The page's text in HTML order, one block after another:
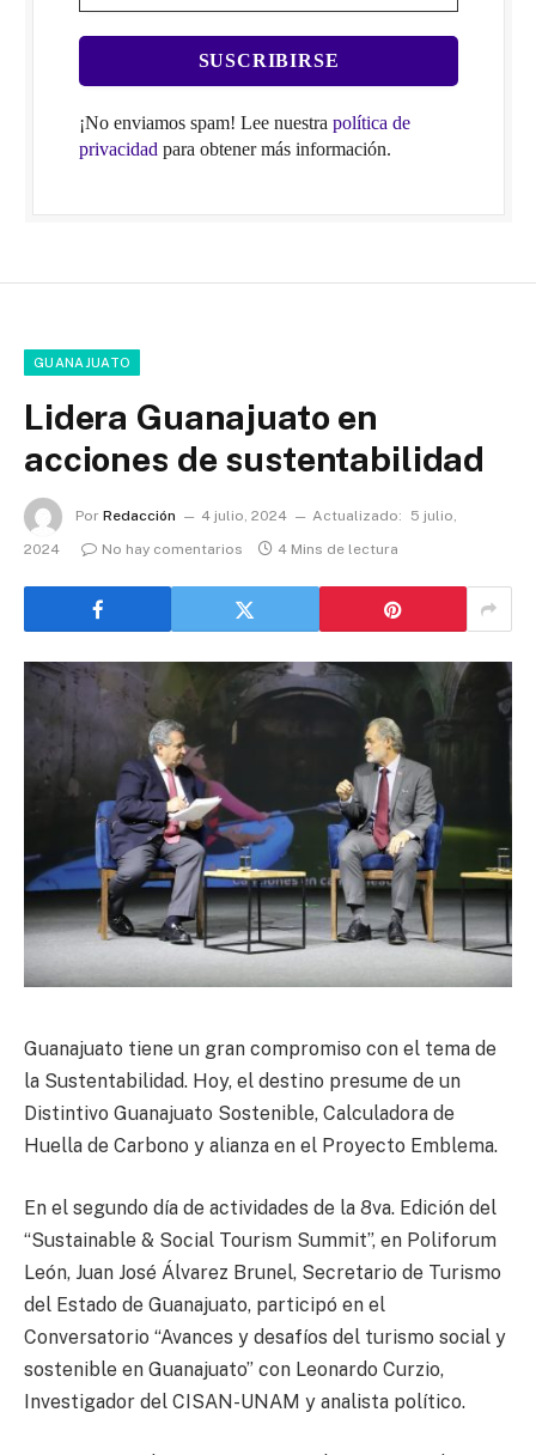
¡No enviamos spam! Lee nuestra política de
privacidad para obtener más información.
GUANAJUATO
Lidera Guanajuato en
acciones de sustentabilidad
Por Redacción 4 julio, 2024 Actualizado:
5 julio,
2024
No hay comentarios 4 Mins de lectura
Guanajuato tiene un gran compromiso con el tema de
la Sustentabilidad. Hoy, el destino presume de un
Distintivo Guanajuato Sostenible, Calculadora de
Huella de Carbono y alianza en el Proyecto Emblema.
En el segundo día de actividades de la 8va. Edición del
“Sustainable & Social Tourism Summit”, en Poliforum
León, Juan José Álvarez Brunel, Secretario de Turismo
del Estado de Guanajuato, participó en el
Conversatorio “Avances y desafíos del turismo social y
sostenible en Guanajuato” con Leonardo Curzio,
Investigador del CISAN-UNAM y analista político.